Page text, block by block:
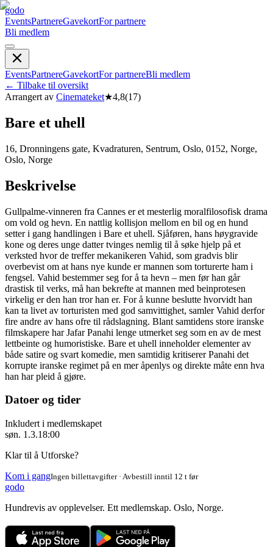
godo
EventsPartnereGavekortFor partnere
Bli medlem
EventsPartnereGavekortFor partnereBli medlem
← Tilbake til oversikt
Arrangert av Cinemateket★4,8(17)
Bare et uhell
16, Dronningens gate, Kvadraturen, Sentrum, Oslo, 0152, Norge,
Oslo, Norge
Beskrivelse
Gullpalme-vinneren fra Cannes er et mesterlig moralfilosofisk drama
om vold og hevn. En nattlig kollisjon mellom en bil og en hund
setter i gang handlingen i Bare et uhell. Sjåføren, hans høygravide
kone og deres unge datter tvinges nemlig til å søke hjelp på et
verksted hvor de treffer mekanikeren Vahid, som gradvis blir
overbevist om at hans nye kunde er mannen som torturerte ham i
fengsel. Vahid bestemmer seg for å ta hevn – men før han går
drastisk til verks, må han bekrefte at mannen med beinprotesen
virkelig er den han tror han er. For å kunne beslutte hvorvidt han
kan ta livet av torturisten med god samvittighet, samler Vahid derfor
fire andre av hans ofre til rådslagning. Blant samtidens store iranske
filmskapere har Jafar Panahi lenge utmerket seg som en av de mest
lettbeinte og humoristiske. Bare et uhell inneholder elementer av
både satire og svart komedie, men samtidig kritiserer Panahi det
korrupte iranske regimet på en mer åpenlys og direkte måte enn hva
han har pleid å gjøre.
Datoer og tider
Inkludert i medlemskapet
søn. 1.3.18:00
Klar til å Utforske?
Kom i gangIngen billettavgifter · Avbestill inntil 12 t før
godo
Hundrevis av opplevelser. Ett medlemskap. Oslo, Norge.